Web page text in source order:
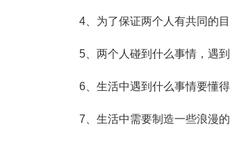
4、为了保证两个人有共同的目
5、两个人碰到什么事情，遇到
6、生活中遇到什么事情要懂得
7、生活中需要制造一些浪漫的